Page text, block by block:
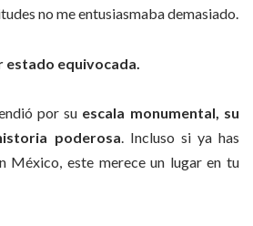
no me entusiasmaba demasiado.
estado equivocada.
por su escala monumental, su
poderosa. Incluso si ya has
México, este merece un lugar en tu